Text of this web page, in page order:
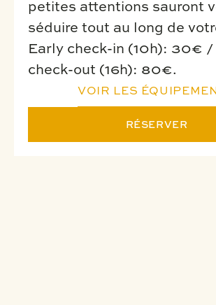
petites attentions sauront
séduire tout au long de
Early check-in (10h): 30€ /
check-out (16h): 80€.
VOIR LES
RÉSERVER